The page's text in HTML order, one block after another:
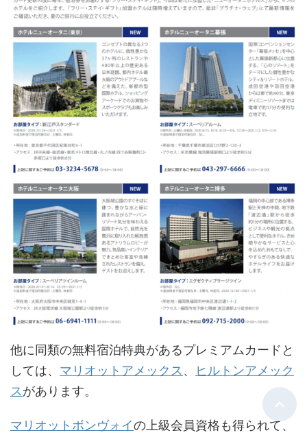
他に同類の無料宿泊特典があるプレミアムカードと
しては、 マリオットアメックス 、
ヒルトンアメック
スがあります。
マリオットボンヴォイの上級会員資格も得られて、